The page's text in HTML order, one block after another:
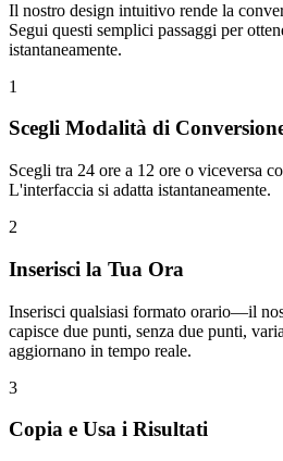
Il nostro design intuitivo rende la
Segui questi semplici passaggi per
istantaneamente.
1
Scegli Modalità di
Scegli tra 24 ore a 12 ore o viceversa
L'interfaccia si adatta istantaneamente.
2
Inserisci la Tua Ora
Inserisci qualsiasi formato orario—il
capisce due punti, senza due punti,
aggiornano in tempo reale.
3
Copia e Usa i Risultati